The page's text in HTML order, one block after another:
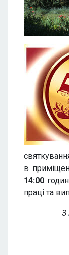
в
14:00
праці та
З